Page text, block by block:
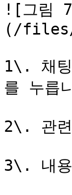
![그림
(/files/
1\. 채팅
를 누릅
2\. 관련
3\. 내용